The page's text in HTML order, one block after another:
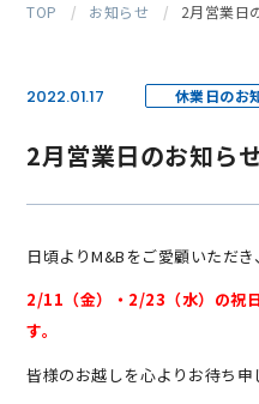
TOP / お知らせ / 2月営業日
2022.01.17 休業日のお
2月営業日のお知ら
日頃よりM&Bをご愛顧いただき
2/11（金）・2/23（水）の祝
す。
皆様のお越しを心よりお待ち申